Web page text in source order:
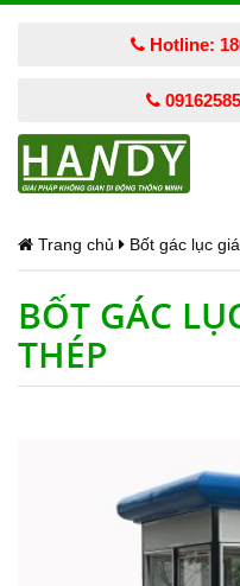
Hotline:
Trang chủ Bốt gác lục
BỐT GÁC
THÉP